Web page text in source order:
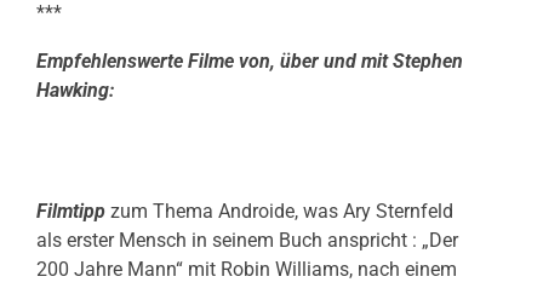
***
Empfehlenswerte Filme von, über und mit Stephen
Hawking:
Filmtipp zum Thema Androide, was Ary Sternfeld
als erster Mensch in seinem Buch anspricht : „Der
200 Jahre Mann“ mit Robin Williams, nach einem